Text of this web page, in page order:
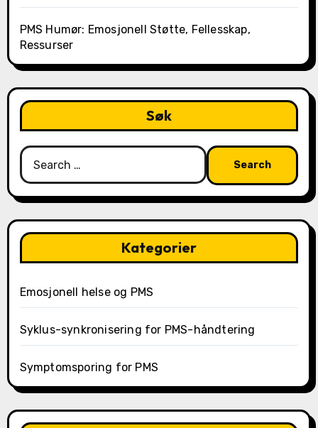
PMS Humør: Emosjonell Støtte, Fellesskap,
Ressurser
Søk
Search
for:
Kategorier
Emosjonell helse og PMS
Syklus-synkronisering for PMS-håndtering
Symptomsporing for PMS